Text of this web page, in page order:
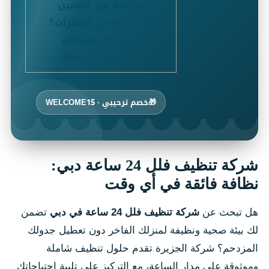
الاحترافية في تحسين
جودة الحياة في الإمارات؟
🎁خصم ترحيبي · WELCOME15
شركة تنظيف فلل 24 ساعة دبي:
نظافة فائقة في أي وقت
هل تبحث عن شركة تنظيف فلل 24 ساعة في دبي
تضمن
لك بيئة صحية ونظيفة لمنزلك الفاخر دون تعطيل جدولك
المزدحم؟ شركة الجزيرة تقدم حلول تنظيف شاملة
وموثوقة على مدار الساعة، مع التركيز على تلبية احتياجاتك